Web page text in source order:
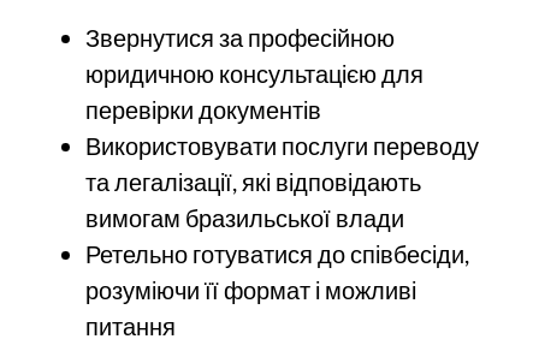
Звернутися за професійною
юридичною консультацією для
перевірки документів
Використовувати послуги переводу
та легалізації, які відповідають
вимогам бразильської влади
Ретельно готуватися до співбесіди,
розуміючи її формат і можливі
питання